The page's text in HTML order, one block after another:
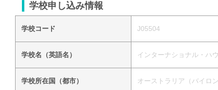
学校申し込み情報
学校コード J05504
学校名（英語名） インターナショナル・ハ
学校所在国（都市） オーストラリア（バイロ